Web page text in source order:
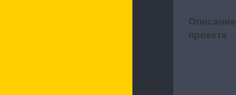
Описание
проекта